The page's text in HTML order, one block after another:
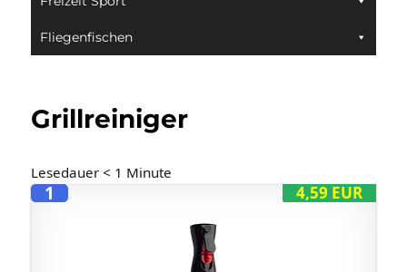
Fliegenfischen
Grillreiniger
Lesedauer < 1 Minute
4,59 EUR
1